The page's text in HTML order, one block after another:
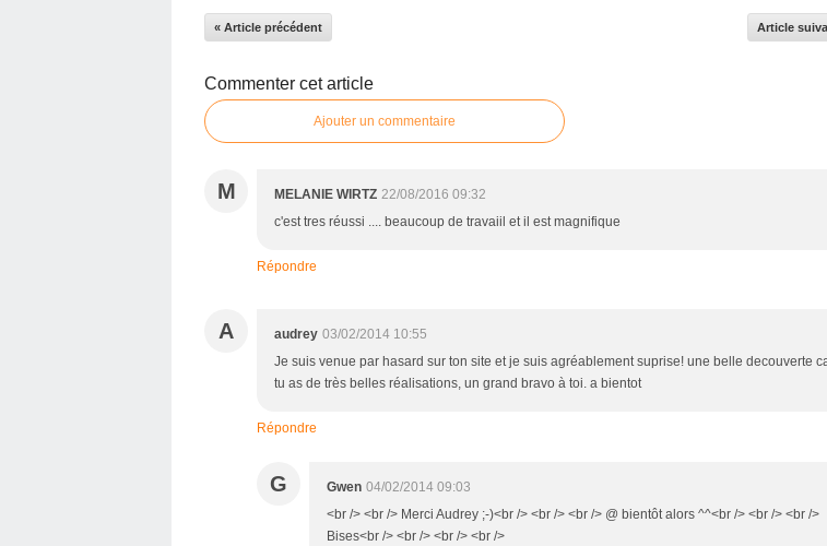
« Article précédent Article
Commenter cet article
Ajouter un commentaire
M MELANIE WIRTZ 22/08/2016 09:32
c'est tres réussi .... beaucoup de travaiil et il est magnifique
Répondre
A audrey 03/02/2014 10:55
Je suis venue par hasard sur ton site et je suis agréablement suprise! une belle decouverte
tu as de très belles réalisations, un grand bravo à toi. a bientot
Répondre
G Gwen 04/02/2014 09:03
<br /> <br /> Merci Audrey ;-)<br /> <br /> <br /> @ bientôt alors ^^<br /> <br /> <br />
Bises<br /> <br /> <br /> <br />